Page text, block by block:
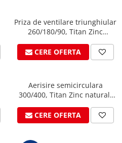
Priza de ventilare triunghiular
260/180/90, Titan Zinc
CERE OFERTA
Aerisire semicirculara
300/400, Titan Zinc natural,
CERE OFERTA